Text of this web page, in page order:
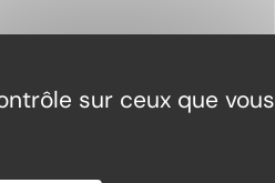
sur ceux que vous